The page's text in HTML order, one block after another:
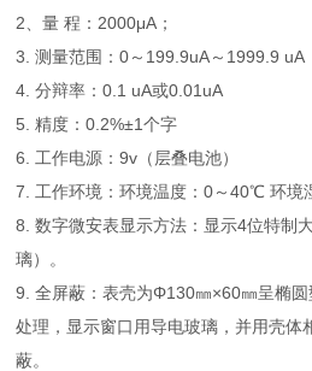
2、量 程：2000μA；
3. 测量范围：0～199.9uA～1999.9 uA
4. 分辩率：0.1 uA或0.01uA
5. 精度：0.2%±1个字
6. 工作电源：9v（层叠电池）
7. 工作环境：环境温度：0～40℃ 环境
8. 数字微安表显示方法：显示4位特制
璃）。
9. 全屏蔽：表壳为Φ130㎜×60㎜呈椭
处理，显示窗口用导电玻璃，并用壳体
蔽。